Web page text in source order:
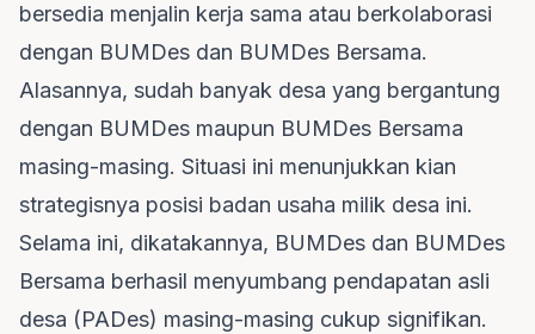
bersedia menjalin kerja sama atau berkolaborasi
dengan BUMDes dan BUMDes Bersama.
Alasannya, sudah banyak desa yang bergantung
dengan BUMDes maupun BUMDes Bersama
masing-masing. Situasi ini menunjukkan kian
strategisnya posisi badan usaha milik desa ini.
Selama ini, dikatakannya, BUMDes dan BUMDes
Bersama berhasil menyumbang pendapatan asli
desa (PADes) masing-masing cukup signifikan.